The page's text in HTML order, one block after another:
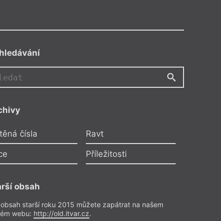
JP
v koutech pavučiny
2/2024
čísla Ravt
Příležitosti
obsah
starší roku 2015 můžete zapátrat na našem
webu: http://old.itvar.cz.